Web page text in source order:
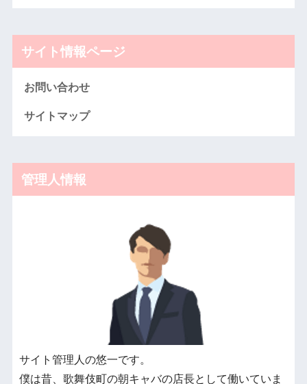
サイト情報ページ
お問い合わせ
サイトマップ
管理人情報
サイト管理人の悠一です。
僕は昔、歌舞伎町の朝キャバの店長として働いていま